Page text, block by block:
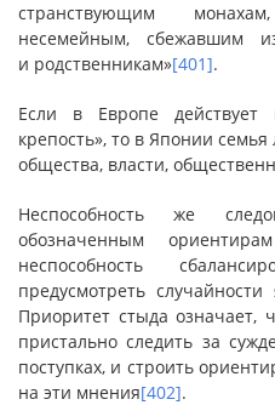
странствующим
несемейным, сбежавшим
и родственникам»[401].
Если в Европе
крепость», то в Японии
общества, власти,
Неспособность же
обозначенным
неспособность
предусмотреть
Приоритет стыда означает,
пристально следить за
поступках, и строить
на эти мнения[402].